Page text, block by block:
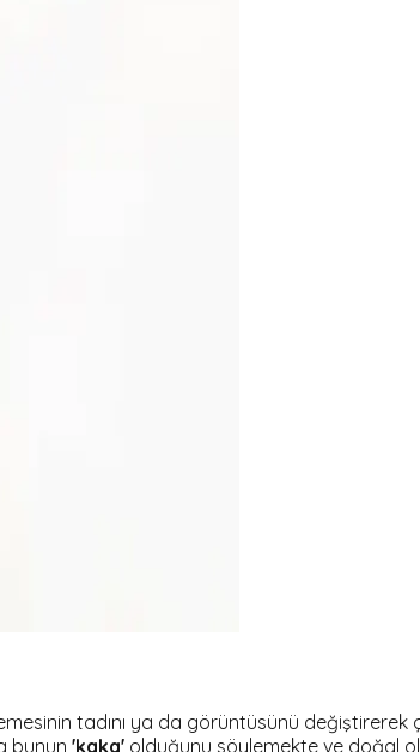
tadını ya da görüntüsünü değiştirerek
bunun 'kaka' olduğunu söylemekte ve doğal